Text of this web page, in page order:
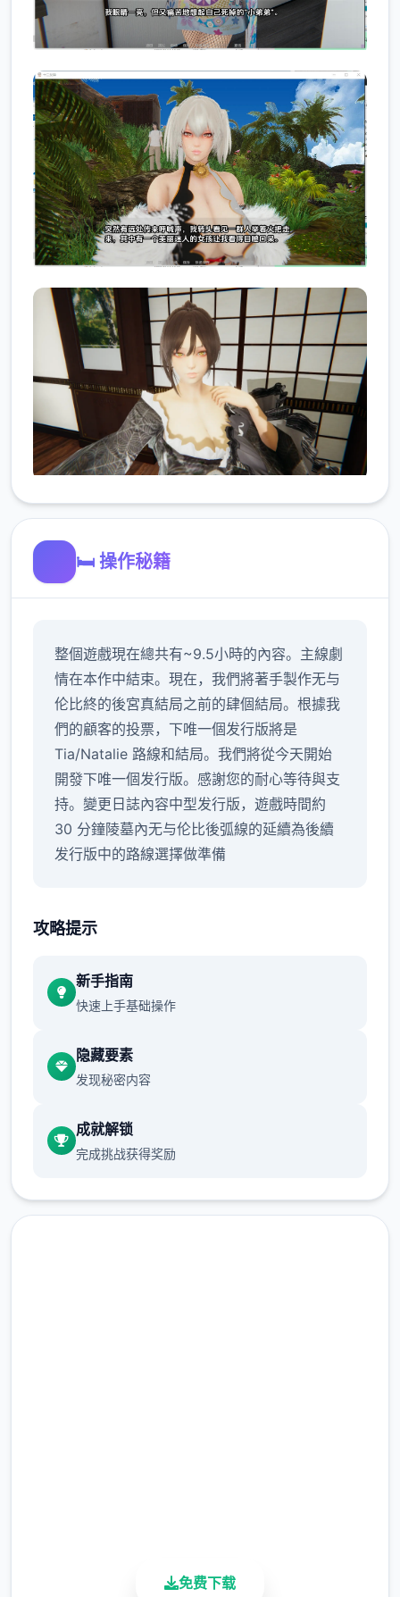
🛏️ 操作秘籍
整個遊戲現在總共有~9.5小時的內容。主線劇
情在本作中結束。現在，我們將著手製作无与
伦比終的後宮真結局之前的肆個結局。根據我
們的顧客的投票，下唯一個发行版將是
Tia/Natalie 路線和結局。我們將從今天開始
開發下唯一個发行版。感謝您的耐心等待與支
持。變更日誌內容中型发行版，遊戲時間約
30 分鐘陵墓內无与伦比後弧線的延續為後續
发行版中的路線選擇做準備
攻略提示
新手指南
快速上手基础操作
隐藏要素
发现秘密内容
成就解锁
完成挑战获得奖励
免费下载